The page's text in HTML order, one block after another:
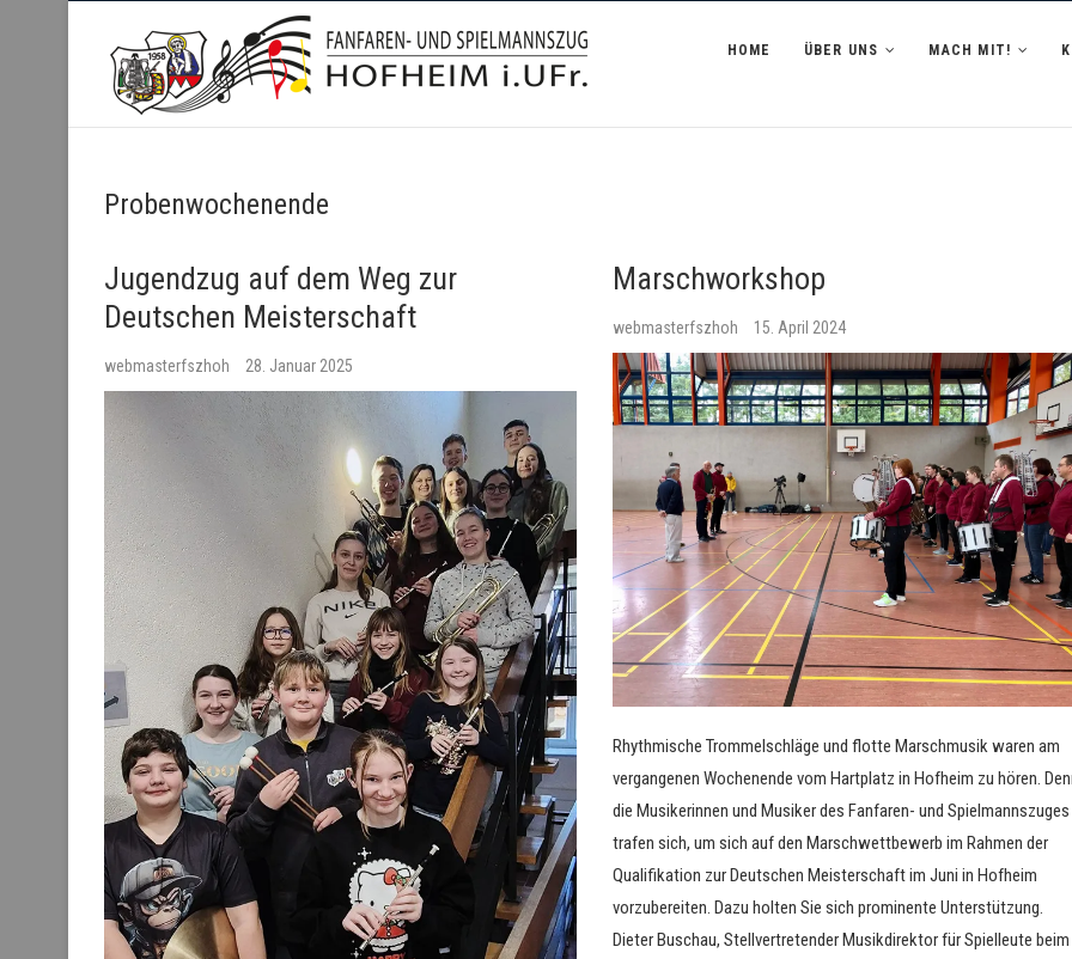
Fanfaren- und Spielmannszug Hofheim i.UFr.
HOME ÜBER UNS MACH MIT!
Probenwochenende
Jugendzug auf dem Weg zur
Deutschen Meisterschaft
webmasterfszhoh 28. Januar 2025
Marschworkshop
webmasterfszhoh 15. April 2024
Rhythmische Trommelschläge und flotte Marschmusik waren am
vergangenen Wochenende vom Hartplatz in Hofheim zu hören.
die Musikerinnen und Musiker des Fanfaren- und Spielmannszuges
trafen sich, um sich auf den Marschwettbewerb im Rahmen der
Qualifikation zur Deutschen Meisterschaft im Juni in Hofheim
vorzubereiten. Dazu holten Sie sich prominente Unterstützung.
Dieter Buschau, Stellvertretender Musikdirektor für Spielleute beim